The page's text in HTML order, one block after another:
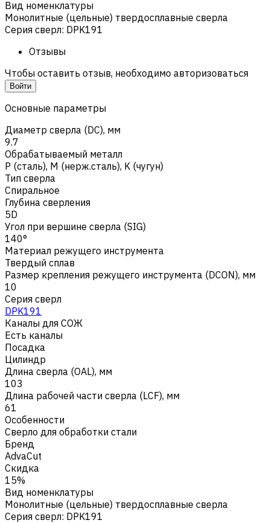
Вид номенклатуры
Монолитные (цельные) твердосплавные сверла
Серия сверл: DPK191
Отзывы
Чтобы оставить отзыв, необходимо авторизоваться
Войти
Основные параметры
Диаметр сверла (DC), мм
9.7
Обрабатываемый металл
Р (сталь), M (нерж.сталь), K (чугун)
Тип сверла
Спиральное
Глубина сверления
5D
Угол при вершине сверла (SIG)
140°
Материал режущего инструмента
Твердый сплав
Размер крепления режущего инструмента (DCON), мм
10
Серия сверл
DPK191
Каналы для СОЖ
Есть каналы
Посадка
Цилиндр
Длина сверла (OAL), мм
103
Длина рабочей части сверла (LCF), мм
61
Особенности
Сверло для обработки стали
Бренд
AdvaCut
Скидка
15%
Вид номенклатуры
Монолитные (цельные) твердосплавные сверла
Серия сверл: DPK191